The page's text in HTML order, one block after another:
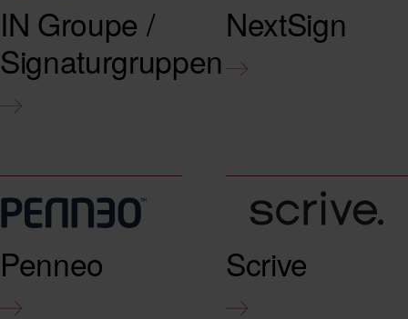
IN Groupe /
Signaturgruppen
NextSign
Penneo Scrive